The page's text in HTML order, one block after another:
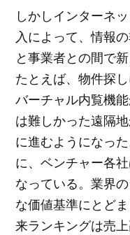
しかしインターネ
入によって、情報
と事業者との間で
たとえば、物件探
バーチャル内覧機
は難しかった遠隔
に進むようになっ
に、ベンチャー各
なっている。業界
な価値基準にとど
来ランキングは売